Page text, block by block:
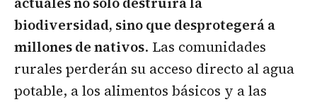
biodiversidad, sino que desprotegerá a
millones de nativos. Las comunidades
rurales perderán su acceso directo al agua
potable, a los alimentos básicos y a las